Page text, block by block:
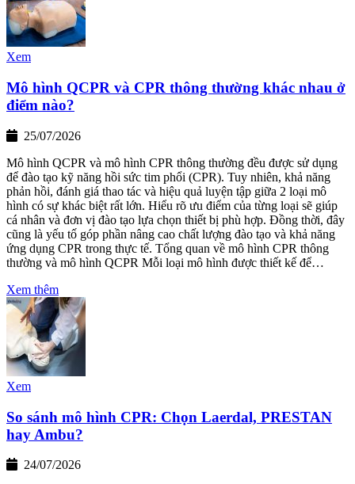
Xem
Mô hình QCPR và CPR thông thường khác nhau ở
điểm nào?
25/07/2026
Mô hình QCPR và mô hình CPR thông thường đều được sử dụng
để đào tạo kỹ năng hồi sức tim phổi (CPR). Tuy nhiên, khả năng
phản hồi, đánh giá thao tác và hiệu quả luyện tập giữa 2 loại mô
hình có sự khác biệt rất lớn. Hiểu rõ ưu điểm của từng loại sẽ giúp
cá nhân và đơn vị đào tạo lựa chọn thiết bị phù hợp. Đồng thời, đây
cũng là yếu tố góp phần nâng cao chất lượng đào tạo và khả năng
ứng dụng CPR trong thực tế. Tổng quan về mô hình CPR thông
thường và mô hình QCPR Mỗi loại mô hình được thiết kế để…
Xem thêm
Xem
So sánh mô hình CPR: Chọn Laerdal, PRESTAN
hay Ambu?
24/07/2026